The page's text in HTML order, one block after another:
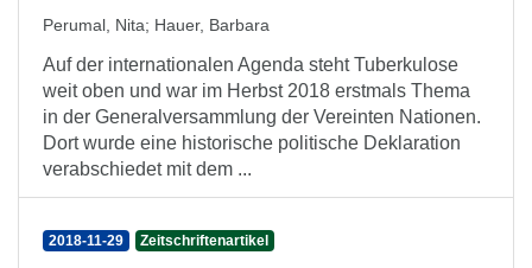
Perumal, Nita; Hauer, Barbara
Auf der internationalen Agenda steht Tuberkulose
weit oben und war im Herbst 2018 erstmals Thema
in der Generalversammlung der Vereinten Nationen.
Dort wurde eine historische politische Deklaration
verabschiedet mit dem ...
2018-11-29 Zeitschriftenartikel